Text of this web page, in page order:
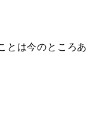
とは今のところあ